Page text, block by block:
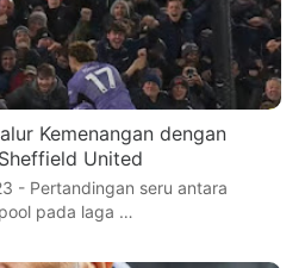
Kemenangan dengan
United
- Pertandingan seru antara
pada laga …